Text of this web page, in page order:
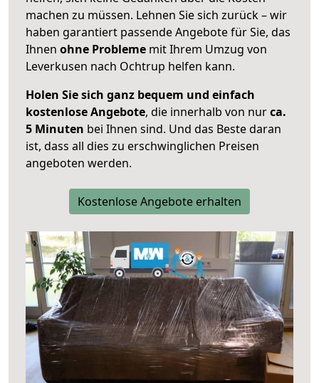
machen zu müssen. Lehnen Sie sich zurück – wir
haben garantiert passende Angebote für Sie, das
Ihnen ohne Probleme mit Ihrem Umzug von
Leverkusen nach Ochtrup helfen kann.
Holen Sie sich ganz bequem und einfach
kostenlose Angebote, die innerhalb von nurca.
5 Minuten bei Ihnen sind. Und das Beste daran
ist, dass all dies zu erschwinglichen Preisen
angeboten werden.
Kostenlose Angebote erhalten